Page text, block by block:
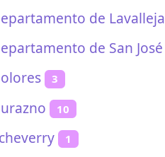
de Lavalleja
de San José
3
10
1